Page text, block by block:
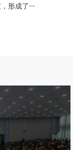
形成了···